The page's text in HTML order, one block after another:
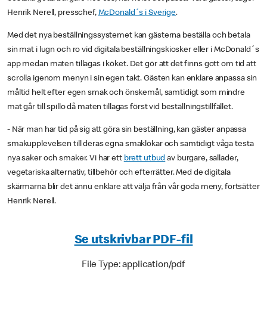
Henrik Nerell, presschef, McDonald´s i Sverige.
Med det nya beställningssystemet kan gästerna beställa och betala
sin mat i lugn och ro vid digitala beställningskiosker eller i McDonald´s
app medan maten tillagas i köket. Det gör att det finns gott om tid att
scrolla igenom menyn i sin egen takt. Gästen kan enklare anpassa sin
måltid helt efter egen smak och önskemål, samtidigt som mindre
mat går till spillo då maten tillagas först vid beställningstillfället.
- När man har tid på sig att göra sin beställning, kan gäster anpassa
smakupplevelsen till deras egna smaklökar och samtidigt våga testa
nya saker och smaker. Vi har ett brett utbud av burgare, sallader,
vegetariska alternativ, tillbehör och efterrätter. Med de digitala
skärmarna blir det ännu enklare att välja från vår goda meny, fortsätter
Henrik Nerell.
Se utskrivbar PDF-fil
File Type: application/pdf